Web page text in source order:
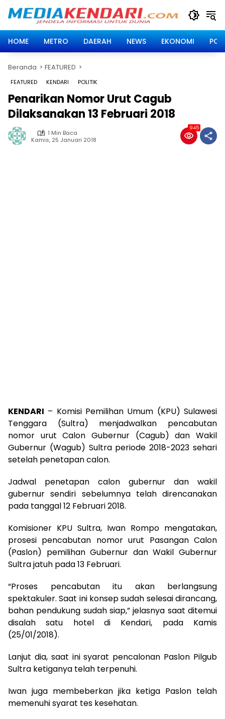
HOME
METRO DAERAH NEWS EKONOMI
Beranda FEATURED
FEATURED KENDARI POLITIK
Penarikan Nomor Urut Cagub
Dilaksanakan 13 Februari 2018
1 Min Baca
Kamis, 25 Januari 2018
945
KENDARI – Komisi Pemilihan Umum (KPU) Sulawesi
Tenggara (Sultra) menjadwalkan pencabutan
nomor urut Calon Gubernur (Cagub) dan Wakil
Gubernur (Wagub) Sultra periode 2018-2023 sehari
setelah penetapan calon.
Jadwal penetapan calon gubernur dan wakil
gubernur sendiri sebelumnya telah direncanakan
pada tanggal 12 Februari 2018.
Komisioner KPU Sultra, Iwan Rompo mengatakan,
prosesi pencabutan nomor urut Pasangan Calon
(Paslon) pemilihan Gubernur dan Wakil Gubernur
Sultra jatuh pada 13 Februari.
“Proses pencabutan itu akan berlangsung
spektakuler. Saat ini konsep sudah selesai dirancang,
bahan pendukung sudah siap,” jelasnya saat ditemui
disalah satu hotel di Kendari, pada Kamis
(25/01/2018).
Lanjut dia, saat ini syarat pencalonan Paslon Pilgub
Sultra ketiganya telah terpenuhi.
Iwan juga membeberkan jika ketiga Paslon telah
memenuhi syarat tes kesehatan.